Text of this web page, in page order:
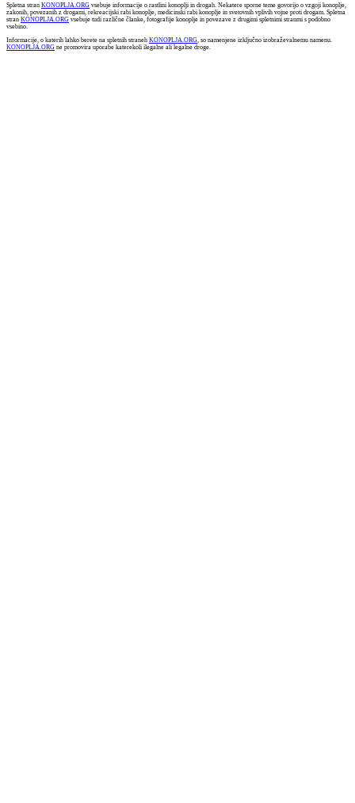
Spletna stran KONOPLJA.ORG vsebuje informacije o rastlini konoplji in drogah. Nekatere sporne teme govorijo o vzgoji konoplje,
zakonih, povezanih z drogami, rekreacijski rabi konoplje, medicinski rabi konoplje in svetovnih vplivih vojne proti drogam. Spletna
stran KONOPLJA.ORG vsebuje tudi različne članke, fotografije konoplje in povezave z drugimi spletnimi stranmi s podobno
vsebino.
Informacije, o katerih lahko berete na spletnih straneh KONOPLJA.ORG, so namenjene izključno izobraževalnemu namenu.
KONOPLJA.ORG ne promovira uporabe katerekoli ilegalne ali legalne droge.